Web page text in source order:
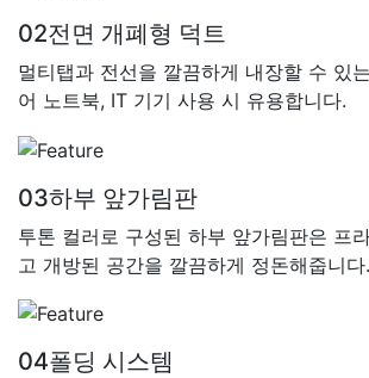
02전면 개폐형 덕트
멀티탭과 전선을 깔끔하게 내장할 수 있
어 노트북, IT 기기 사용 시 유용합니다.
03하부 앞가림판
투톤 컬러로 구성된 하부 앞가림판은 프
고 개방된 공간을 깔끔하게 정돈해줍니다.
04폴딩 시스템